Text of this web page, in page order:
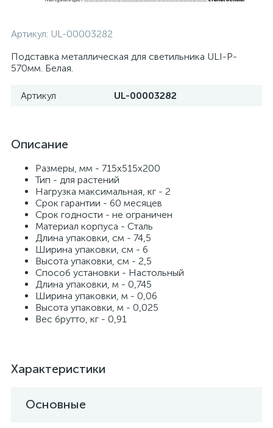
Артикул: UL-00003282
Подставка металлическая для светильника ULI-P-
570мм. Белая.
Артикул UL-00003282
Описание
Размеры, мм - 715х515х200
Тип - для растений
Нагрузка максимальная, кг - 2
Срок гарантии - 60 месяцев
Срок годности - не ограничен
Материал корпуса - Сталь
Длина упаковки, см - 74,5
Ширина упаковки, см - 6
Высота упаковки, см - 2,5
Способ установки - Настольный
Длина упаковки, м - 0,745
Ширина упаковки, м - 0,06
Высота упаковки, м - 0,025
Вес брутто, кг - 0,91
Характеристики
Основные